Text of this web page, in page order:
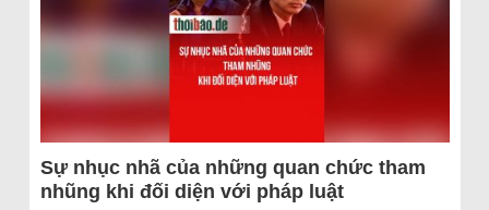
Sự nhục nhã của những quan chức tham
nhũng khi đối diện với pháp luật